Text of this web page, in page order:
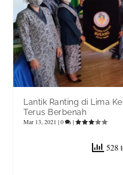
Lantik Ranting di Lima
Terus Berbenah
Mar 13, 2021 |0 |
528